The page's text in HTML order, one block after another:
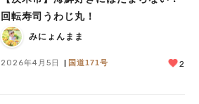
回転寿司うわじ丸！
みにょんまま
2026年4月5日 国道171号 2